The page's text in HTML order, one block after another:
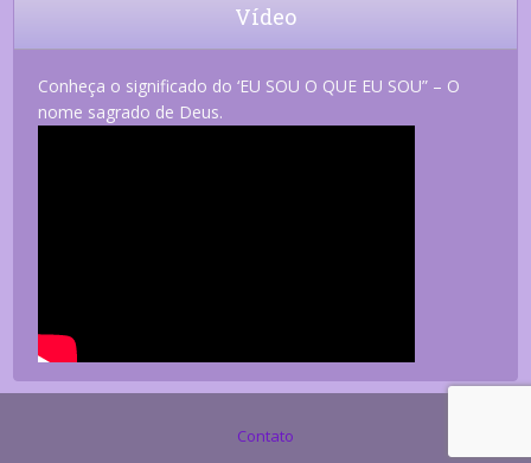
Vídeo
Conheça o significado do ‘EU SOU O QUE EU SOU” – O
nome sagrado de Deus.
Contato